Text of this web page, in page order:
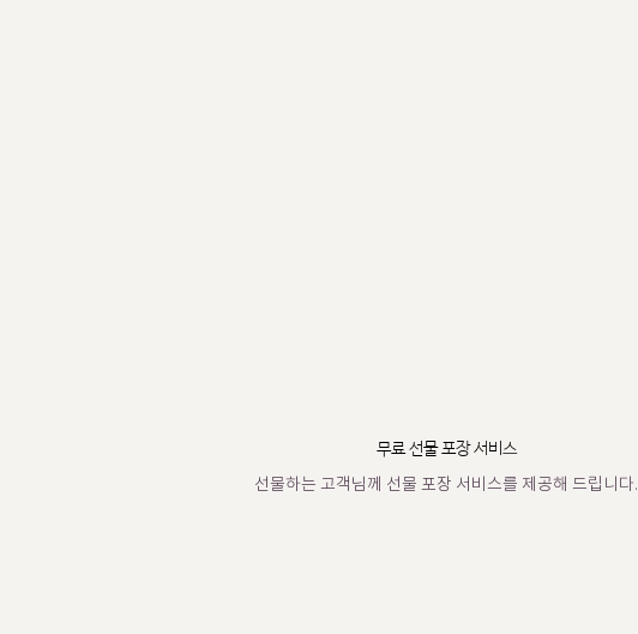
무료 선물 포장 서비스
선물하는 고객님께 선물 포장 서비스를 제공해 드립니다.